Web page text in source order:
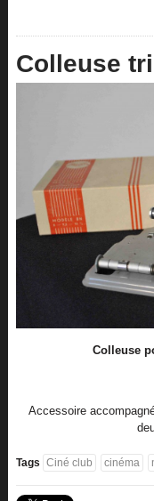
Colleuse
Colleuse
Accessoire
Tags Ciné club cinéma